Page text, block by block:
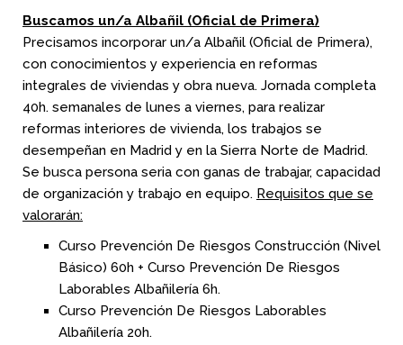
Buscamos un/a Albañil (Oficial de Primera)
Precisamos incorporar un/a Albañil (Oficial de Primera),
con conocimientos y experiencia en reformas
integrales de viviendas y obra nueva. Jornada completa
40h. semanales de lunes a viernes, para realizar
reformas interiores de vivienda, los trabajos se
desempeñan en Madrid y en la Sierra Norte de Madrid.
Se busca persona seria con ganas de trabajar, capacidad
de organización y trabajo en equipo. Requisitos que se
valorarán:
Curso Prevención De Riesgos Construcción (Nivel
Básico) 60h + Curso Prevención De Riesgos
Laborables Albañilería 6h.
Curso Prevención De Riesgos Laborables
Albañilería 20h.